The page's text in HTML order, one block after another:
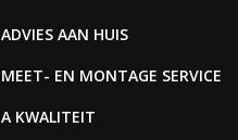
ADVIES AAN HUIS
MEET- EN MONTAGE SERVICE
A KWALITEIT